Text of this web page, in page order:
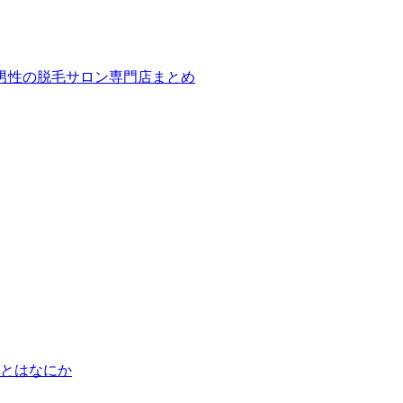
性の脱毛サロン専門店まとめ
はなにか